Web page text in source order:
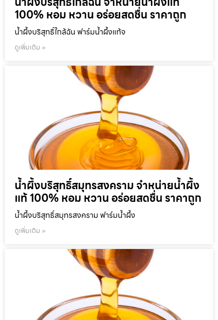
100% หอม หวาน อร่อยสดชื่น ราคาถูก
น้ำผึ้งบริสุทธิ์ใกล้ฉัน ฟาร์มน้ำผึ้งแท้จ
ดูเพิ่มเติม »
น้ำผึ้งบริสุทธิ์สมุทรสงคราม จำหน่ายน้ำผึ้ง
แท้ 100% หอม หวาน อร่อยสดชื่น ราคาถูก
น้ำผึ้งบริสุทธิ์สมุทรสงคราม ฟาร์มน้ำผึ้ง
ดูเพิ่มเติม »